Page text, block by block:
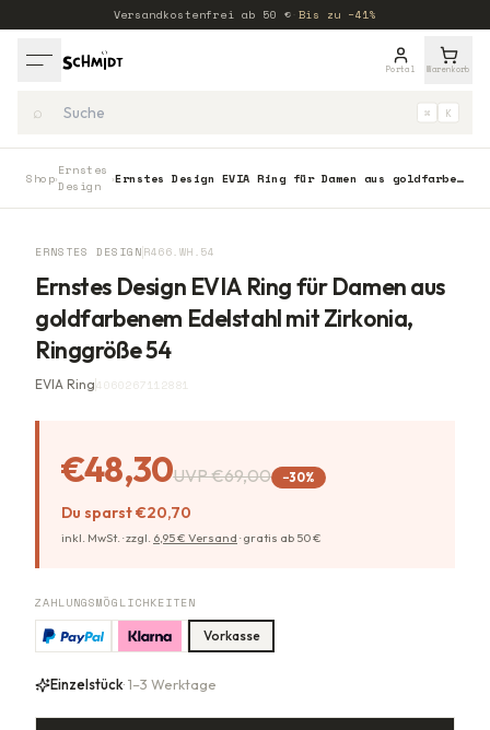
Versandkostenfrei ab 50 € Bis zu −41%
Portal Warenkorb
⌕ ⌘ K
Shop›Ernstes
Design
› Ernstes Design EVIA Ring für Damen aus goldfarbenem Edelstahl mit Zirkonia, Ringgröße 54
ERNSTES DESIGN R466.WH.54
Ernstes Design EVIA Ring für Damen aus
goldfarbenem Edelstahl mit Zirkonia,
Ringgröße 54
EVIA Ring4060267112881
€48,30UVP€69,00 −30%
Du sparst€20,70
inkl. MwSt. ·zzgl. 6,95€ Versand ·gratis ab 50€
ZAHLUNGSMÖGLICHKEITEN
Vorkasse
Einzelstück· 1–3 Werktage